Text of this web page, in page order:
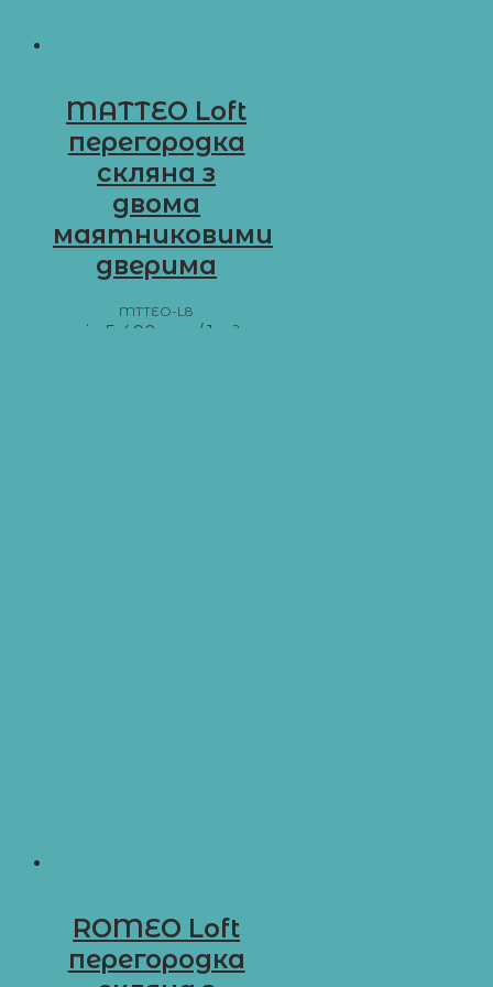
MATTEO Loft
перегородка
скляна з
двома
маятниковими
дверима
MTTEO-L8
від 5 490
/ 1 м²
ROMEO Loft
перегородка